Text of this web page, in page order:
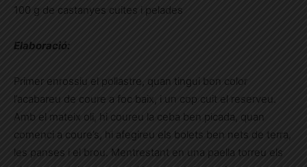
100 g de castanyes cuites i pelades
Elaboració:
Primer enrossiu el pollastre, quan tingui bon color
l’acabareu de coure a foc baix, i un cop cuit el reserveu.
Amb el mateix oli, hi coureu la ceba ben picada, quan
comenci a coure’s, hi afegireu els bolets ben nets de terra,
les panses i el brou. Mentrestant en una paella torreu els